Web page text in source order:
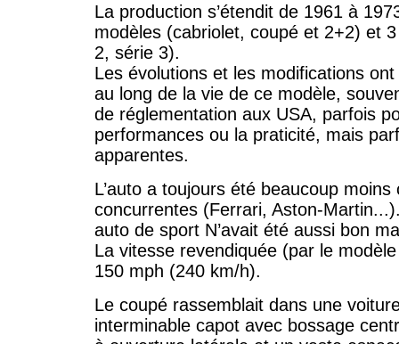
La production s’étendit de 1961 à
modèles (cabriolet, coupé et 2+2) et
2, série 3).
Les évolutions et les modifications
au long de la vie de ce modèle,
de réglementation aux USA, parfois
performances ou la praticité, mais
apparentes.
L’auto a toujours été beaucoup
concurrentes (Ferrari, Aston-
auto de sport N’avait été aussi bon
La vitesse revendiquée (par le
150 mph (240 km/h).
Le coupé rassemblait dans une
interminable capot avec bossage